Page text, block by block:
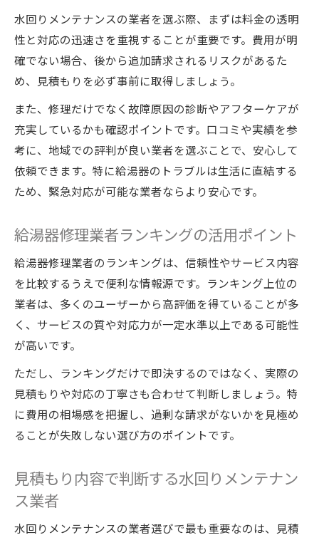
水回りメンテナンスの業者を選ぶ際、まずは料金の透明
性と対応の迅速さを重視することが重要です。費用が明
確でない場合、後から追加請求されるリスクがあるた
め、見積もりを必ず事前に取得しましょう。
また、修理だけでなく故障原因の診断やアフターケアが
充実しているかも確認ポイントです。口コミや実績を参
考に、地域での評判が良い業者を選ぶことで、安心して
依頼できます。特に給湯器のトラブルは生活に直結する
ため、緊急対応が可能な業者ならより安心です。
給湯器修理業者ランキングの活用ポイント
給湯器修理業者のランキングは、信頼性やサービス内容
を比較するうえで便利な情報源です。ランキング上位の
業者は、多くのユーザーから高評価を得ていることが多
く、サービスの質や対応力が一定水準以上である可能性
が高いです。
ただし、ランキングだけで即決するのではなく、実際の
見積もりや対応の丁寧さも合わせて判断しましょう。特
に費用の相場感を把握し、過剰な請求がないかを見極め
ることが失敗しない選び方のポイントです。
見積もり内容で判断する水回りメンテナン
ス業者
水回りメンテナンスの業者選びで最も重要なのは、見積